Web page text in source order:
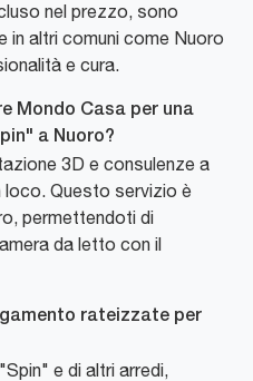
nel prezzo, sono
in altri comuni come Nuoro
e cura.
Mondo Casa per una
a Nuoro?
3D e consulenze a
loco. Questo servizio è
permettendoti di
da letto con il
rateizzate per
e di altri arredi,